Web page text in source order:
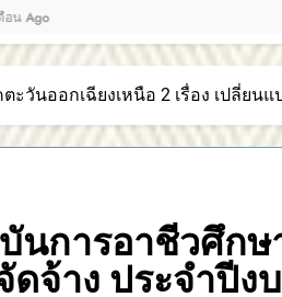
ส
ะวันออกเฉียงเหนือ 2 เรื่อง เปลี่ย
นการอาชีวศึกษ
จ้าง ประจำปีง